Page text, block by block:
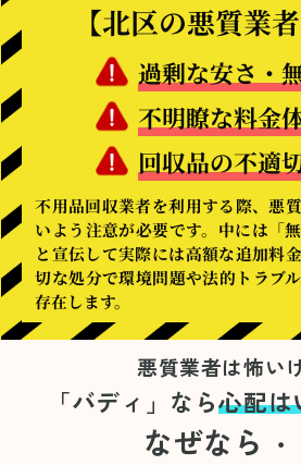
【北区の悪質業
過剰な安さ・
不明瞭な料金
回収品の不適
不用品回収業者を利用する際、悪
いよう注意が必要です。中には「
と宣伝して実際には高額な追加料
切な処分で環境問題や法的トラブ
存在します。
悪質業者は怖い
「バディ」なら心配は
なぜなら